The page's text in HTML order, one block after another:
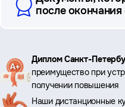
после
Ключевые
преимущества
Диплом Санкт-
преимущество при
получении повышения
Наши дистанционные